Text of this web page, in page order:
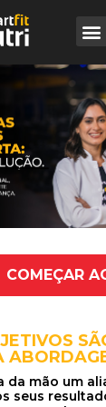
COMEÇAR
da mão um
seus